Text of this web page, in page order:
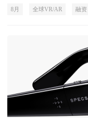
8月 全球VR/AR 融资